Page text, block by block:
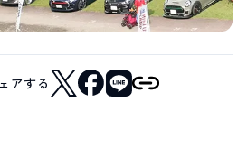
白馬村内の交通情報
採用情報
アする